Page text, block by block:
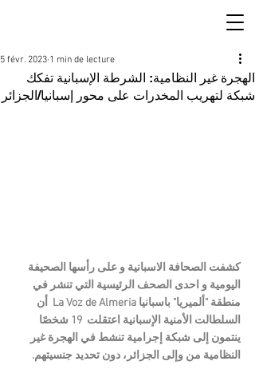
الهجرة غير النظامية: الشرطة الإسبانية تفكك
شبكة لتهريب المخدرات على محور إسبانيا/الجزائر
5 févr. 2023 1 min de lecture
كشفت الصحافة الاسبانية و على رأسها الصحيفة
اليومية و احدى الصحف الرئيسية التي تنشر في
منطقة "ألميريا" باسبانيا La Voz de Almeria  أن
السلطالت الأمنية الإسبانية اعتقلت  19 شخصًا
ينتمون إلى شبكة إجرامية تنشط في الهجرة غير
النظامية من وإلى الجزائر، دون تحديد جنسيتهم.